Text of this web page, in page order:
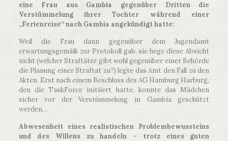
eine Frau aus Gambia gegenüber Dritten die
Verstümmelung ihrer Tochter während einer
„Ferienreise“ nach Gambia angekündigt hatte:
Weil die Frau dann gegenüber dem Jugendamt
erwartungsgemäß zur Protokoll gab, sie hege diese Absicht
nicht (welcher Straftäter gibt wohl gegenüber einer Behörde
die Planung einer Straftat zu?) legte das Amt den Fall zu den
Akten. Erst nach einem Beschluss des AG Hamburg Harburg,
den die TaskForce initiiert hatte, konnte das Mädchen
sicher vor der Verstümmelung in Gambia geschützt
werden…
Abwesenheit eines realistischen Problembewussteins
und des Willens zu handeln – trotz eines guten